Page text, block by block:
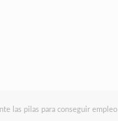
las pilas para conseguir empleo